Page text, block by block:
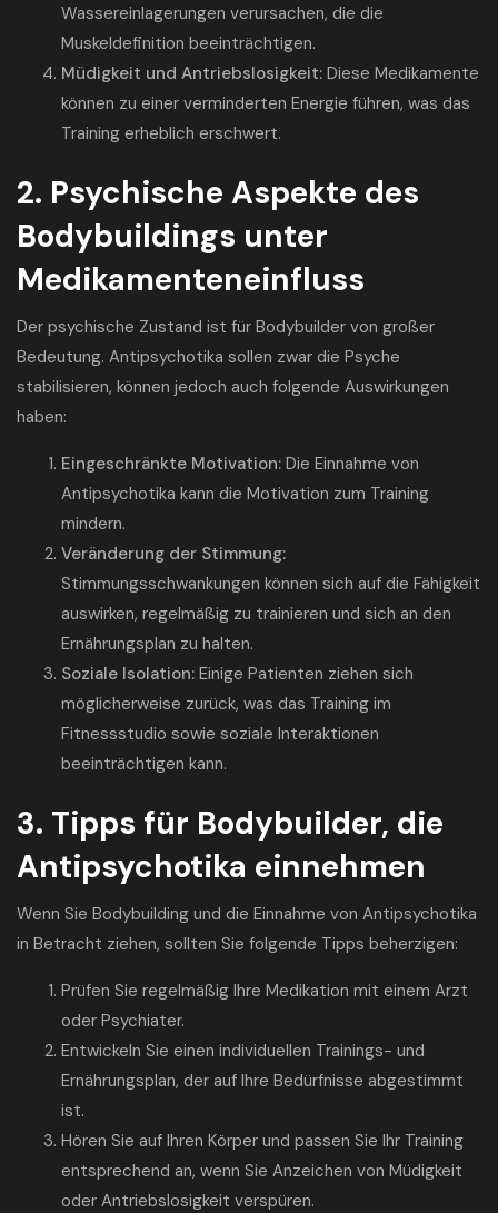
Wassereinlagerungen verursachen, die die
Muskeldefinition beeinträchtigen.
Müdigkeit und Antriebslosigkeit: Diese Medikamente
können zu einer verminderten Energie führen, was das
Training erheblich erschwert.
2. Psychische Aspekte des
Bodybuildings unter
Medikamenteneinfluss
Der psychische Zustand ist für Bodybuilder von großer
Bedeutung. Antipsychotika sollen zwar die Psyche
stabilisieren, können jedoch auch folgende Auswirkungen
haben:
Eingeschränkte Motivation: Die Einnahme von
Antipsychotika kann die Motivation zum Training
mindern.
Veränderung der Stimmung:
Stimmungsschwankungen können sich auf die Fähigkeit
auswirken, regelmäßig zu trainieren und sich an den
Ernährungsplan zu halten.
Soziale Isolation: Einige Patienten ziehen sich
möglicherweise zurück, was das Training im
Fitnessstudio sowie soziale Interaktionen
beeinträchtigen kann.
3. Tipps für Bodybuilder, die
Antipsychotika einnehmen
Wenn Sie Bodybuilding und die Einnahme von Antipsychotika
in Betracht ziehen, sollten Sie folgende Tipps beherzigen:
Prüfen Sie regelmäßig Ihre Medikation mit einem Arzt
oder Psychiater.
Entwickeln Sie einen individuellen Trainings- und
Ernährungsplan, der auf Ihre Bedürfnisse abgestimmt
ist.
Hören Sie auf Ihren Körper und passen Sie Ihr Training
entsprechend an, wenn Sie Anzeichen von Müdigkeit
oder Antriebslosigkeit verspüren.